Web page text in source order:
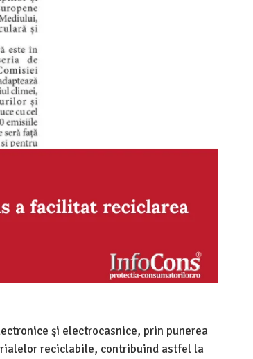
şi electrocasnice, prin punerea
reciclabile, contribuind astfel la